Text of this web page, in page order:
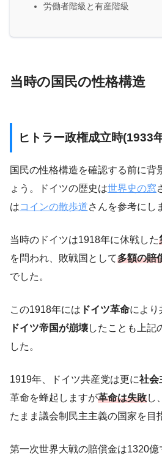
労働者階級と有産階級
当時の国民の性格構造
ヒトラー政権成立時(1933
国民の性格構造を確認する前に背
ょう。ドイツの歴史は世界史の窓
はコインの散歩道さんを参考にし
当時のドイツは1918年に休戦した
を問われ、敗戦国として多額の賠
でした。
この1918年には ドイツ革命により
ドイツ帝国が崩壊したことも上記
した。
1919年、ドイツ共産党は更に社会
革命を蜂起しますが革命は失敗し
たまま議会制民主主義の国家を目
第一次世界大戦の賠償金は1320